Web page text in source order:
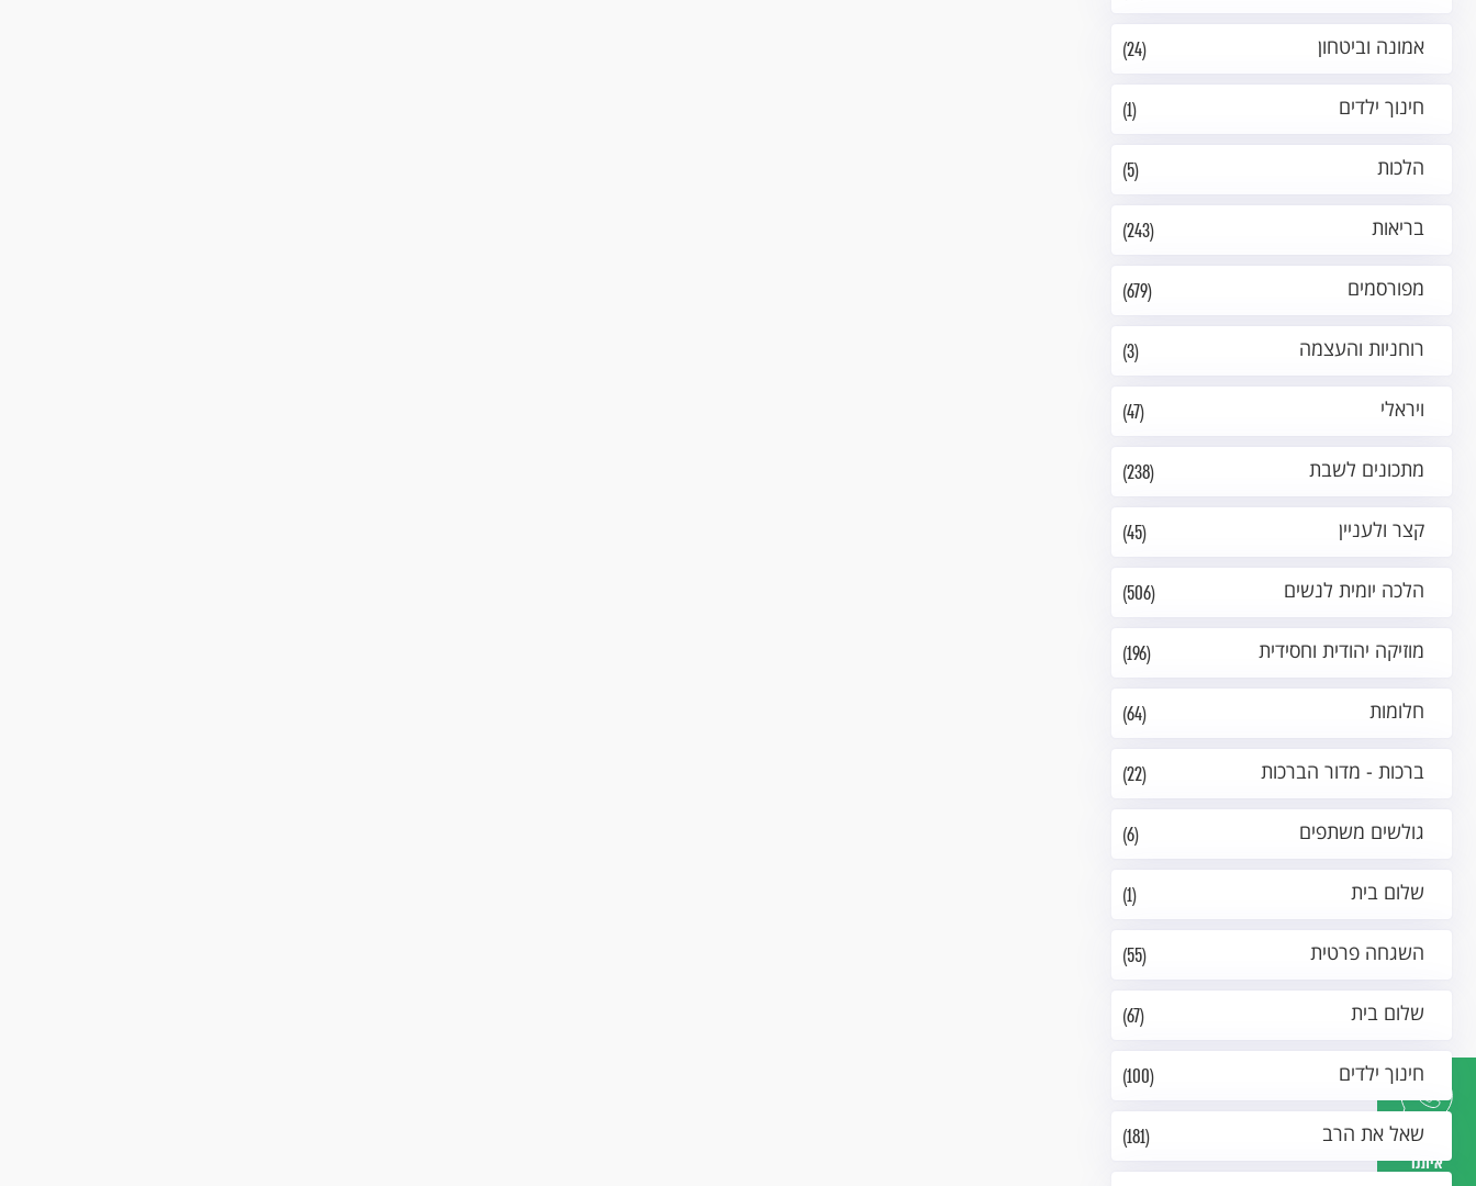
דברו
איתנו
(24) אמונה וביטחון
(1) חינוך ילדים
(5) הלכות
(243) בריאות
(679) מפורסמים
(3) רוחניות והעצמה
(47) ויראלי
(238) מתכונים לשבת
(45) קצר ולעניין
(506) הלכה יומית לנשים
(196) מוזיקה יהודית וחסידית
(64) חלומות
(22) ברכות - מדור הברכות
(6) גולשים משתפים
(1) שלום בית
(55) השגחה פרטית
(67) שלום בית
(100) חינוך ילדים
(181) שאל את הרב